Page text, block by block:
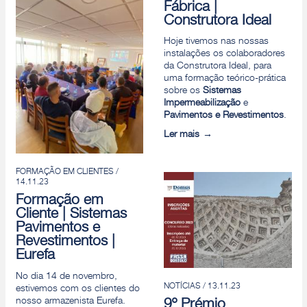
Fábrica |
Construtora Ideal
Hoje tivemos nas nossas
instalações os colaboradores
da Construtora Ideal, para
uma formação teórico-prática
sobre os Sistemas
Impermeabilização e
Pavimentos e Revestimentos.
Ler mais
FORMAÇÃO EM CLIENTES /
14.11.23
Formação em
Cliente | Sistemas
Pavimentos e
Revestimentos |
Eurefa
No dia 14 de novembro,
estivemos com os clientes do
nosso armazenista Eurefa.
NOTÍCIAS / 13.11.23